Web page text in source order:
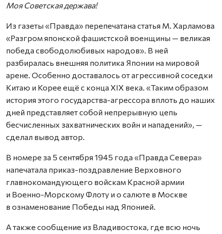
Моя Советская держава!
Из газеты «Правда» перепечатана статья М. Харламова
«Разгром японской фашистской военщины — великая
победа свободолюбивых народов». В ней
разбиралась внешняя политика Японии на мировой
арене. Особенно доставалось от агрессивной соседки
Китаю и Корее ещё с конца XIX века. «Таким образом
история этого государства-агрессора вплоть до наших
дней представляет собой непрерывную цепь
бесчисленных захватнических войн и нападений», —
сделал вывод автор.
В номере за 5 сентября 1945 года «Правда Севера»
напечатала приказ-позд­равление Верховного
главнокомандующего войскам Красной армии
и Военно-Морскому Флоту и о салюте в Москве
в ознаменование Победы над Японией.
А также сообщение из Владивостока, где всю ночь